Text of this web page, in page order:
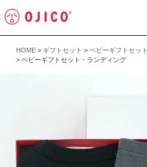
HOME ギフトセット
ベビーギフトセット
ベビーギフトセット・ランディング